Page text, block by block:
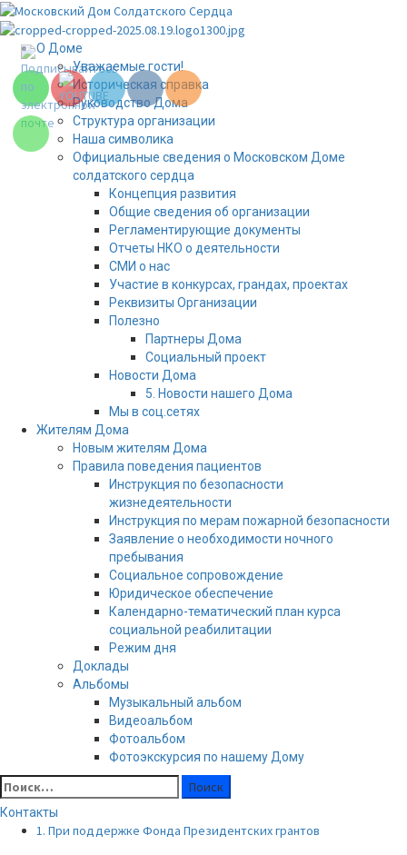
Перейти
к
содержимому
Основное
меню
О Доме
Уважаемые гости!
Историческая справка
Руководство Дома
Структура организации
Наша символика
Официальные сведения о Московском Доме
солдатского сердца
Концепция развития
Общие сведения об организации
Регламентирующие документы
Отчеты НКО о деятельности
СМИ о нас
Участие в конкурсах, грандах, проектах
Реквизиты Организации
Полезно
Партнеры Дома
Социальный проект
Новости Дома
5. Новости нашего Дома
Мы в соц.сетях
Жителям Дома
Новым жителям Дома
Правила поведения пациентов
Инструкция по безопасности
жизнедеятельности
Инструкция по мерам пожарной безопасности
Заявление о необходимости ночного
пребывания
Социальное сопровождение
Юридическое обеспечение
Календарно-тематический план курса
социальной реабилитации
Режим дня
Доклады
Альбомы
Музыкальный альбом
Видеоальбом
Фотоальбом
Фотоэкскурсия по нашему Дому
Найти:
Контакты
1. При поддержке Фонда Президентских грантов
Set Youtube
Channel ID
Set Youtube
Channel ID